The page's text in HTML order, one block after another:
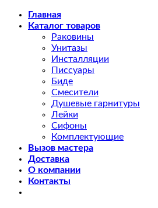
Skip
Главная
Каталог товаров
Раковины
Унитазы
Инсталляции
Писсуары
Биде
Смесители
Душевые гарнитуры
Лейки
Сифоны
Комплектующие
Вызов мастера
Доставка
О компании
Контакты